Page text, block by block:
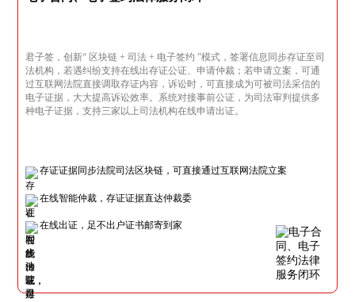
君子签，创新“ 区块链 + 司法 + 电子签约 ”模式，签署信息同步存证至司
法机构，若遇纠纷支持在线出存证公证、申请仲裁；若申请立案，可通
过互联网法院直接调取存证内容，诉讼时，可直接成为可被司法采信的
电子证据，大大提高诉讼效率。系统对接事前公证，为司法审判提供多
种电子证据，支持三家以上司法机构在线申请出证。
存证证据同步法院司法区块链，可直接通过互联网法院立案
在线智能仲裁，存证证据直达仲裁委
在线出证，足不出户证书邮寄到家